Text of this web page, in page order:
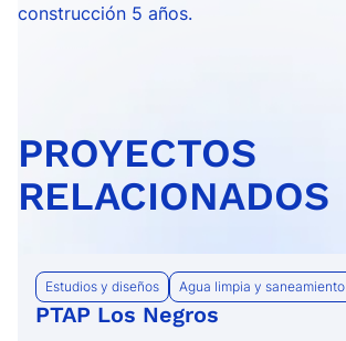
construcción 5 años.
PROYECTOS
RELACIONADOS
Estudios y diseños Agua limpia y saneamiento
PTAP Los Negros